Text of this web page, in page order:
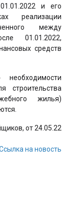
и его
реализации
между
01.01.2022,
средств
жилья)
от 24.05.22
на новость